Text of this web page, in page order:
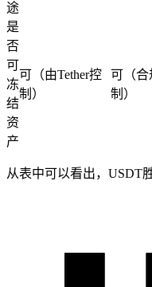
途
是
否
可
冻
结
资
产
可（由Tether控
制）
可（合
制）
从表中可以看出，USDT